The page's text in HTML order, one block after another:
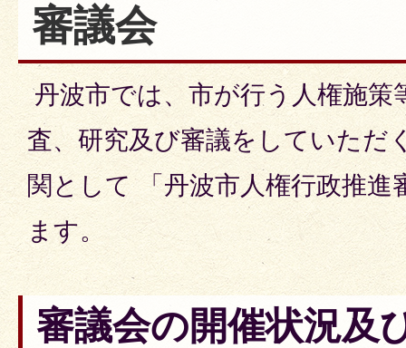
審議会
丹波市では、市が行う人権施策
査、研究及び審議をしていただ
関として 「丹波市人権行政推進
ます。
審議会の開催状況及